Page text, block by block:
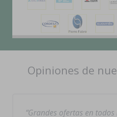
Opiniones de
Grandes ofertas en